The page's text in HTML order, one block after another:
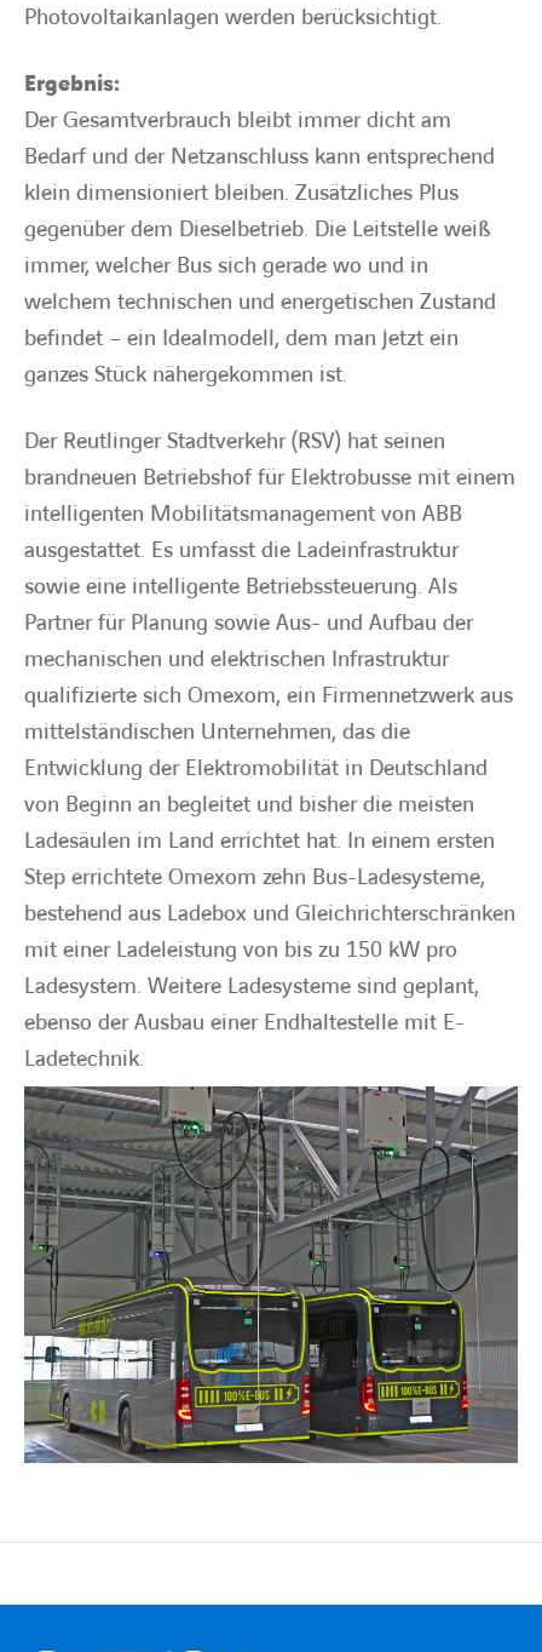
Photovoltaikanlagen werden berücksichtigt.
Ergebnis:
Der Gesamtverbrauch bleibt immer dicht am
Bedarf und der Netzanschluss kann entsprechend
klein dimensioniert bleiben. Zusätzliches Plus
gegenüber dem Dieselbetrieb. Die Leitstelle weiß
immer, welcher Bus sich gerade wo und in
welchem technischen und energetischen Zustand
befindet – ein Idealmodell, dem man jetzt ein
ganzes Stück nähergekommen ist.
Der Reutlinger Stadtverkehr (RSV) hat seinen
brandneuen Betriebshof für Elektrobusse mit einem
intelligenten Mobilitätsmanagement von ABB
ausgestattet. Es umfasst die Ladeinfrastruktur
sowie eine intelligente Betriebssteuerung. Als
Partner für Planung sowie Aus- und Aufbau der
mechanischen und elektrischen Infrastruktur
qualifizierte sich Omexom, ein Firmennetzwerk aus
mittelständischen Unternehmen, das die
Entwicklung der Elektromobilität in Deutschland
von Beginn an begleitet und bisher die meisten
Ladesäulen im Land errichtet hat. In einem ersten
Step errichtete Omexom zehn Bus-Ladesysteme,
bestehend aus Ladebox und Gleichrichterschränken
mit einer Ladeleistung von bis zu 150 kW pro
Ladesystem. Weitere Ladesysteme sind geplant,
ebenso der Ausbau einer Endhaltestelle mit E-
Ladetechnik.